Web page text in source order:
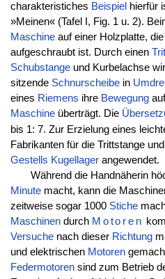
charakteristiches Beispiel hierfür
»Meinen« (Tafel I, Fig. 1 u. 2).
Maschineauf einer Holzplatte,
aufgeschraubt ist. Durch einen
Schubstangeund Kurbelachse
sitzende Schnurscheibein
eines Riemens ihre Bewegung
Maschineüberträgt. Die
bis 1: 7. Zur Erzielung eines
Fabrikanten für die Trittstange
Gestells Kugellagerangewendet.
Während die Handnäherin
Minutemacht, kann die
zeitweise sogar 1000 Stiche
Maschinendurch Motoren
Versuchenach dieser Richtung
und elektrischen Motoren
Federmotorensind zum Betrieb